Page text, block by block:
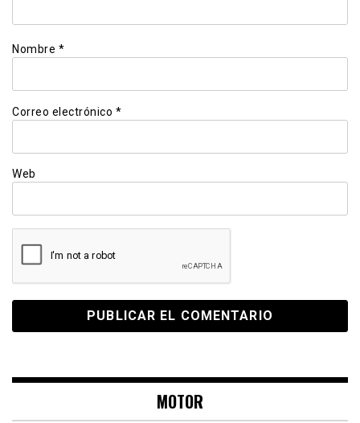
Nombre *
Correo electrónico *
Web
MOTOR